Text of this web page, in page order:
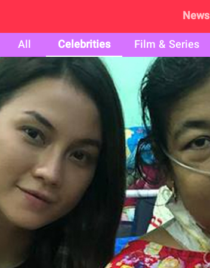
News
All
Celebrities Film & Series